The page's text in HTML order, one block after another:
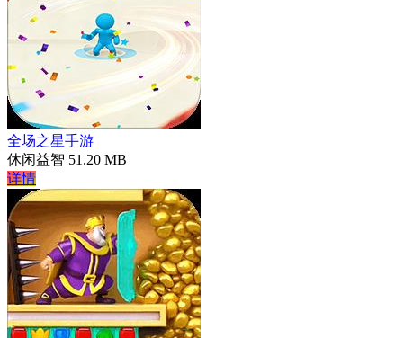
全场之星手游
休闲益智 51.20 MB
详情